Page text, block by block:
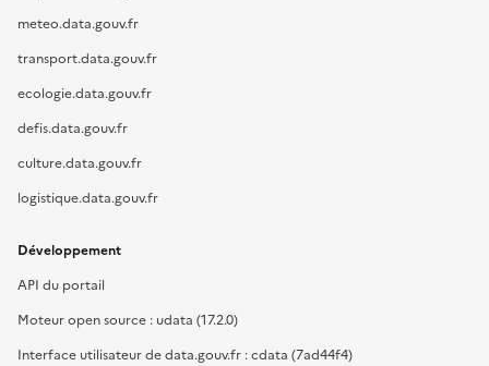
meteo.data.gouv.fr
transport.data.gouv.fr
ecologie.data.gouv.fr
defis.data.gouv.fr
culture.data.gouv.fr
logistique.data.gouv.fr
Développement
API du portail
Moteur open source : udata (17.2.0)
Interface utilisateur de data.gouv.fr : cdata (7ad44f4)